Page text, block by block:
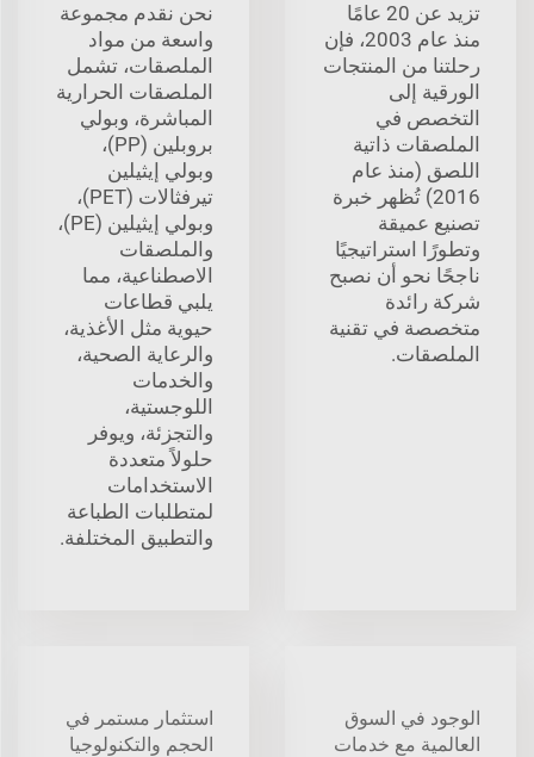
تزيد عن 20 عامًا
منذ عام 2003، فإن
رحلتنا من المنتجات
الورقية إلى
التخصص في
الملصقات ذاتية
اللصق (منذ عام
2016) تُظهر خبرة
تصنيع عميقة
وتطورًا استراتيجيًا
ناجحًا نحو أن نصبح
شركة رائدة
متخصصة في تقنية
الملصقات.
نحن نقدم مجموعة
واسعة من مواد
الملصقات، تشمل
الملصقات الحرارية
المباشرة، وبولي
بروبلين (PP)،
وبولي إيثيلين
تيرفثالات (PET)،
وبولي إيثيلين (PE)،
والملصقات
الاصطناعية، مما
يلبي قطاعات
حيوية مثل الأغذية،
والرعاية الصحية،
والخدمات
اللوجستية،
والتجزئة، ويوفر
حلولاً متعددة
الاستخدامات
لمتطلبات الطباعة
والتطبيق المختلفة.
الوجود في السوق
العالمية مع خدمات
استثمار مستمر في
الحجم والتكنولوجيا